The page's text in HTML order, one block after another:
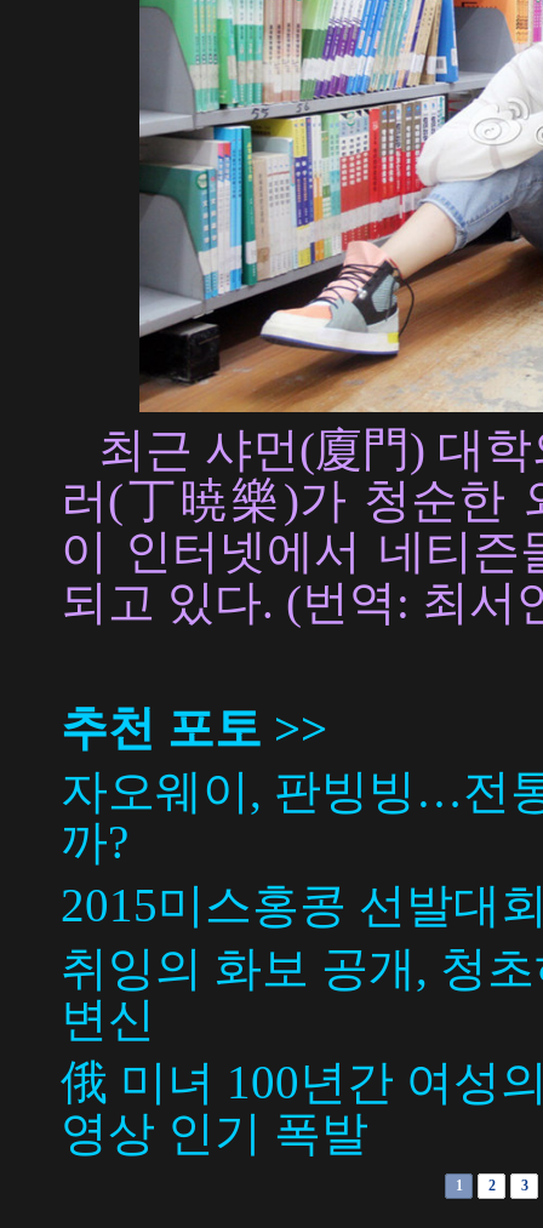
최근 샤먼(廈門) 대학
러(丁暁樂)가 청순한
이 인터넷에서 네티
되고 있다. (번역: 최서
추천 포토 >>
자오웨이, 판빙빙…전
까?
2015미스홍콩 선발대
취잉의 화보 공개, 청
변신
俄 미녀 100년간 여성
영상 인기 폭발
1 2 3